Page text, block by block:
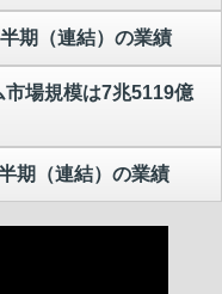
期（連結）の業績
場規模は7兆5119億
期（連結）の業績